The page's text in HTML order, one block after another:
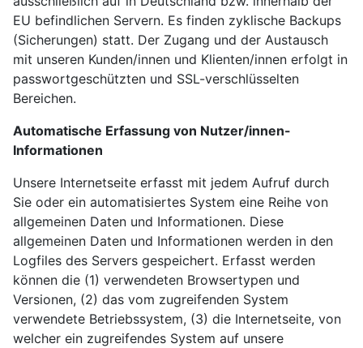
EU befindlichen Servern. Es finden zyklische Backups
(Sicherungen) statt. Der Zugang und der Austausch
mit unseren Kunden/innen und Klienten/innen erfolgt in
passwortgeschützten und SSL-verschlüsselten
Bereichen.
Automatische Erfassung von Nutzer/innen-
Informationen
Unsere Internetseite erfasst mit jedem Aufruf durch
Sie oder ein automatisiertes System eine Reihe von
allgemeinen Daten und Informationen. Diese
allgemeinen Daten und Informationen werden in den
Logfiles des Servers gespeichert. Erfasst werden
können die (1) verwendeten Browsertypen und
Versionen, (2) das vom zugreifenden System
verwendete Betriebssystem, (3) die Internetseite, von
welcher ein zugreifendes System auf unsere